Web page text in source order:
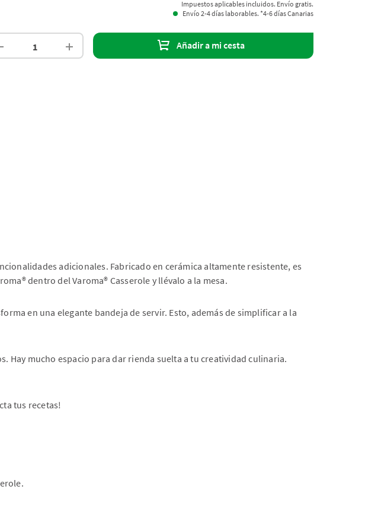
Impuestos aplicables incluidos. Envío gratis.
Envío 2-4 días laborables. *4-6 días Canarias
Añadir a mi cesta
adicionales. Fabricado en cerámica altamente resistente, es
dentro del Varoma® Casserole y llévalo a la mesa.
en una elegante bandeja de servir. Esto, además de simplificar a la
Hay mucho espacio para dar rienda suelta a tu creatividad culinaria.
tus recetas!